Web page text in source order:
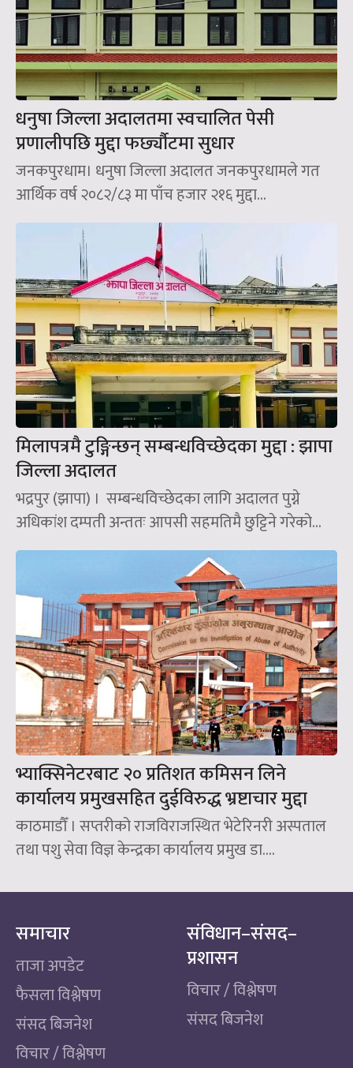
धनुषा जिल्ला अदालतमा स्वचालित पेसी
प्रणालीपछि मुद्दा फर्छ्यौटमा सुधार
जनकपुरधाम। धनुषा जिल्ला अदालत जनकपुरधामले गत
आर्थिक वर्ष २०८२/८३ मा पाँच हजार २१६ मुद्दा...
मिलापत्रमै टुङ्गिन्छन् सम्बन्धविच्छेदका मुद्दा : झापा
जिल्ला अदालत
भद्रपुर (झापा) । सम्बन्धविच्छेदका लागि अदालत पुग्ने
अधिकांश दम्पती अन्ततः आपसी सहमतिमै छुट्टिने गरेको...
भ्याक्सिनेटरबाट २० प्रतिशत कमिसन लिने
कार्यालय प्रमुखसहित दुईविरुद्ध भ्रष्टाचार मुद्दा
काठमाडौँ । सप्तरीको राजविराजस्थित भेटेरिनरी अस्पताल
तथा पशु सेवा विज्ञ केन्द्रका कार्यालय प्रमुख डा....
समाचार
ताजा अपडेट
फैसला विश्लेषण
संसद बिजनेश
विचार / विश्लेषण
संविधान–संसद–
प्रशासन
विचार / विश्लेषण
संसद बिजनेश